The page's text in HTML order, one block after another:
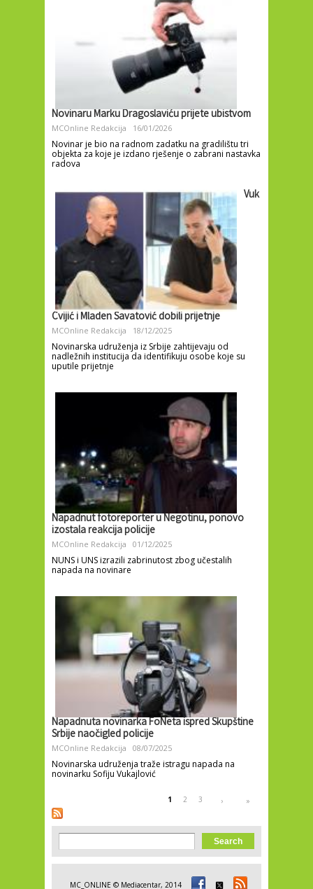
Novinaru Marku Dragoslaviću prijete ubistvom
MCOnline Redakcija 16/01/2026
Novinar je bio na radnom zadatku na gradilištu tri
objekta za koje je izdano rješenje o zabrani nastavka
radova
Vuk
Cvijić i Mladen Savatović dobili prijetnje
MCOnline Redakcija 18/12/2025
Novinarska udruženja iz Srbije zahtijevaju od
nadležnih institucija da identifikuju osobe koje su
uputile prijetnje
Napadnut fotoreporter u Negotinu, ponovo
izostala reakcija policije
MCOnline Redakcija 01/12/2025
NUNS i UNS izrazili zabrinutost zbog učestalih
napada na novinare
Napadnuta novinarka FoNeta ispred Skupštine
Srbije naočigled policije
MCOnline Redakcija 08/07/2025
Novinarska udruženja traže istragu napada na
novinarku Sofiju Vukajlović
Pages 1 2 3 › »
Search form
Search
MC_ONLINE © Mediacentar, 2014